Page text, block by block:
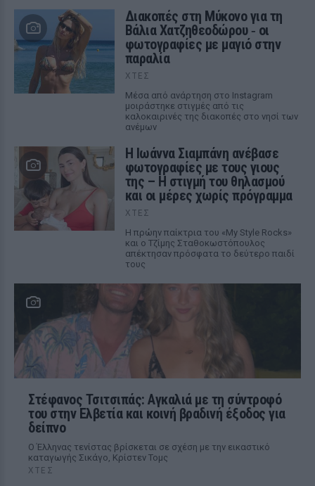
Διακοπές στη Μύκονο για τη
Βάλια Χατζηθεοδώρου ‑ οι
φωτογραφίες με μαγιό στην
παραλία
ΧΤΕΣ
Μέσα από ανάρτηση στο Instagram
μοιράστηκε στιγμές από τις
καλοκαιρινές της διακοπές στο νησί των
ανέμων
H Ιωάννα Σιαμπάνη ανέβασε
φωτογραφίες με τους γιους
της – Η στιγμή του θηλασμού
και οι μέρες χωρίς πρόγραμμα
ΧΤΕΣ
Η πρώην παίκτρια του «My Style Rocks»
και ο Τζίμης Σταθοκωστόπουλος
απέκτησαν πρόσφατα το δεύτερο παιδί
τους
Στέφανος Τσιτσιπάς: Αγκαλιά με τη σύντροφό
του στην Ελβετία και κοινή βραδινή έξοδος για
δείπνο
Ο Έλληνας τενίστας βρίσκεται σε σχέση με την εικαστικό
καταγωγής Σικάγο, Κρίστεν Τομς
ΧΤΕΣ